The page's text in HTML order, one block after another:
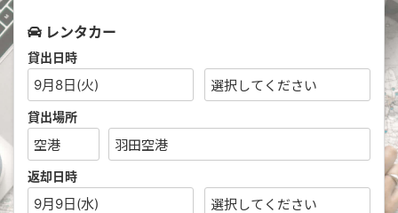
レンタカー
貸出日時
9月8日(火)
貸出場所
返却日時
9月9日(水)